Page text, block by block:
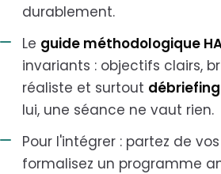
durablement.
Le guide méthodologique
invariants : objectifs clairs,
réaliste et surtout
lui, une séance ne vaut rien.
Pour l'intégrer : partez de
formalisez un programme